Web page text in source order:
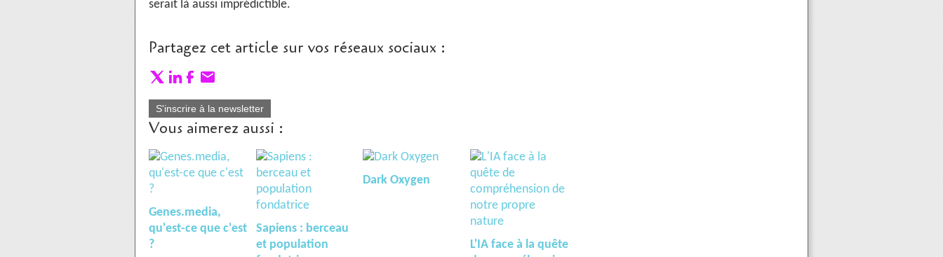
serait là aussi imprédictible.
Partagez cet article sur vos réseaux sociaux :
S'inscrire à la newsletter
Vous aimerez aussi :
Genes.media,
qu'est-ce que c'est
?
Sapiens : berceau
et population
Dark Oxygen
L'IA face à la quête